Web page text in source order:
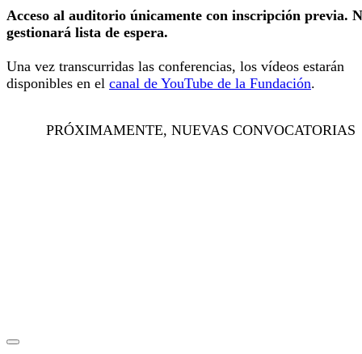
Acceso al auditorio únicamente con inscripción previa.
gestionará lista de espera.
Una vez transcurridas las conferencias, los vídeos estarán
disponibles en el canal de YouTube de la Fundación.
PRÓXIMAMENTE, NUEVAS CONVOCATORIAS